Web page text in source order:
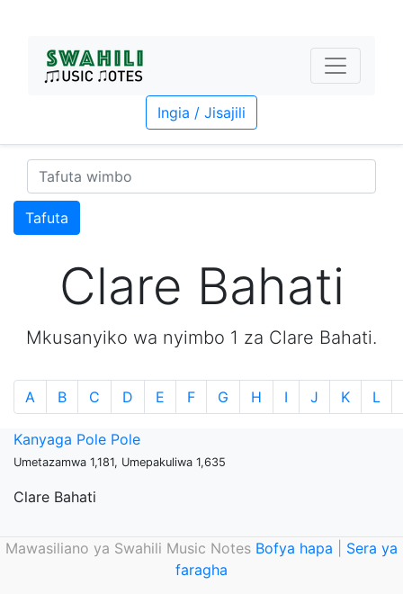
Ingia / Jisajili
Tafuta
Clare Bahati
Mkusanyiko wa nyimbo 1 za Clare Bahati.
A B C D E F G H I J K L
Kanyaga Pole Pole
Umetazamwa 1,181, Umepakuliwa 1,635
Clare Bahati
Mawasiliano ya Swahili Music Notes Bofya hapa
Sera ya
faragha